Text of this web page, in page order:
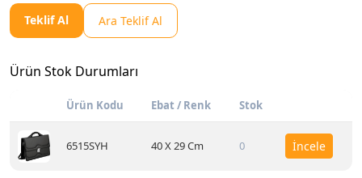
Teklif Al Ara Teklif Al
Ürün Stok Durumları
Ürün Kodu Ebat / Renk Stok
6515SYH 40 X 29 Cm 0 İncele